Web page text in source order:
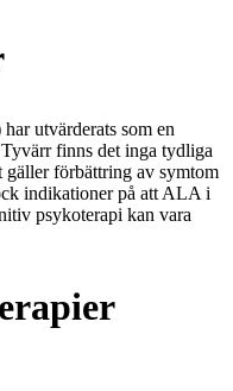
utvärderats som en
finns det inga tydliga
gäller förbättring av symtom
indikationer på att ALA i
psykoterapi kan vara